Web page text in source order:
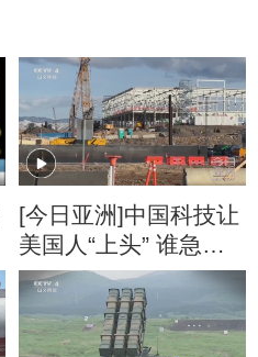
[今日亚洲]中国科技让
美国人“上头” 谁急
了？